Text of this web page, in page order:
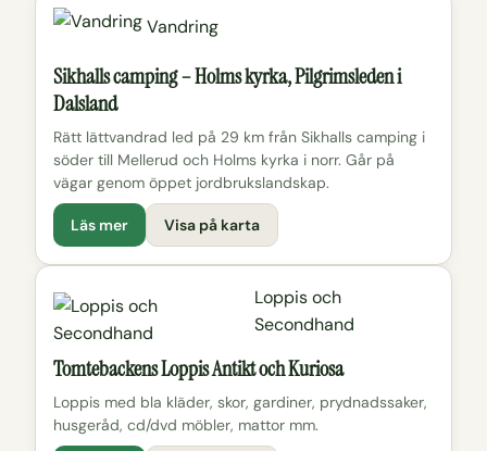
Vandring
Sikhalls camping – Holms kyrka, Pilgrimsleden i
Dalsland
Rätt lättvandrad led på 29 km från Sikhalls camping i
söder till Mellerud och Holms kyrka i norr. Går på
vägar genom öppet jordbrukslandskap.
Läs mer Visa på karta
Loppis och
Secondhand
Tomtebackens Loppis Antikt och Kuriosa
Loppis med bla kläder, skor, gardiner, prydnadssaker,
husgeråd, cd/dvd möbler, mattor mm.